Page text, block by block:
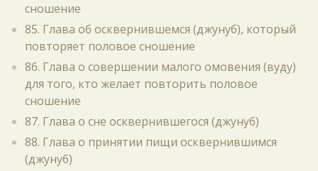
сношение
85. Глава об осквернившемся (джунуб), который
повторяет половое сношение
86. Глава о совершении малого омовения (вуду)
для того, кто желает повторить половое
сношение
87. Глава о сне осквернившегося (джунуб)
88. Глава о принятии пищи осквернившимся
(джунуб)